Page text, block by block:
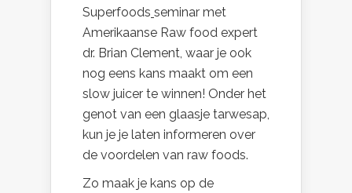
Superfoods seminar met
Amerikaanse Raw food expert
dr. Brian Clement, waar je ook
nog eens kans maakt om een
slow juicer te winnen! Onder het
genot van een glaasje tarwesap,
kun je je laten informeren over
de voordelen van raw foods.
Zo maak je kans op de